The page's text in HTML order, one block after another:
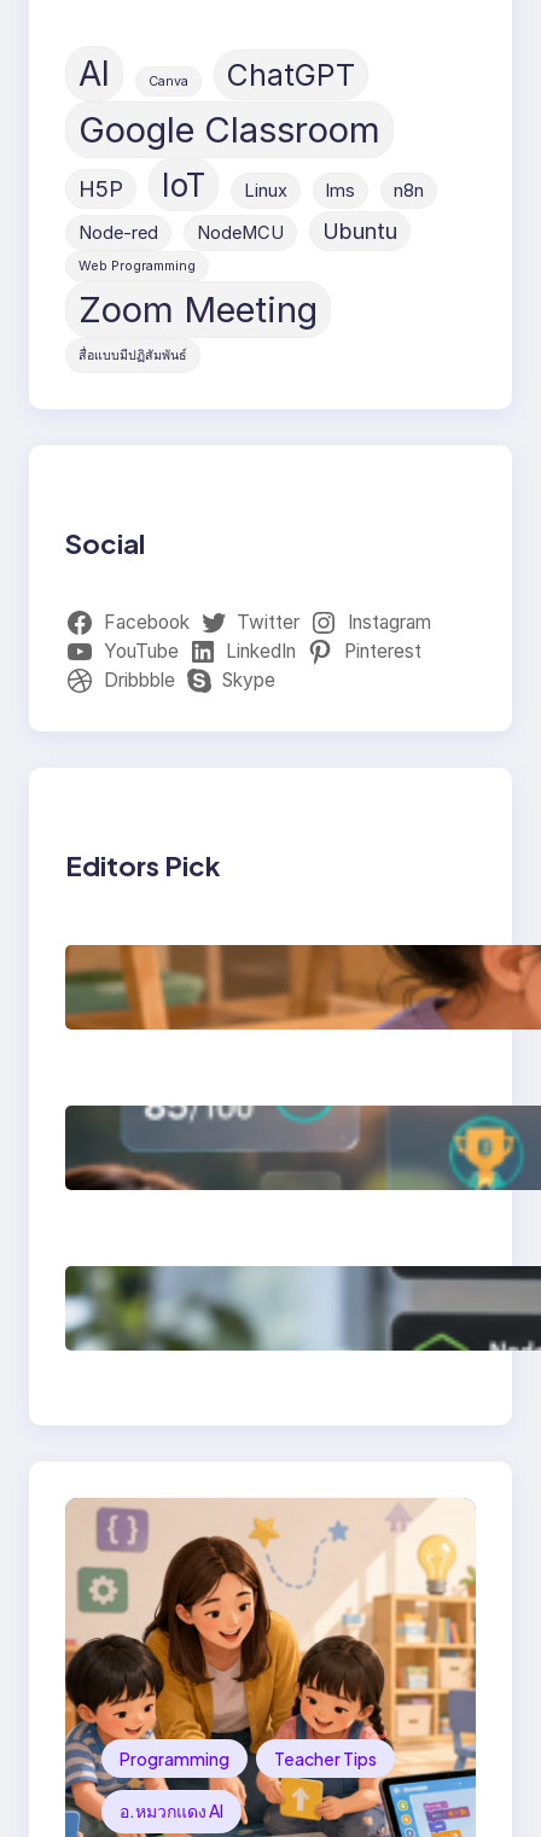
AI Canva ChatGPT
Google Classroom
H5P IoT Linux lms
n8n
Node-red
NodeMCU Ubuntu
Web Programming
Zoom Meeting
สื่อแบบมีปฏิสัมพันธ์
Social
Facebook Twitter
Instagram
YouTube
LinkedIn
Pinterest
Dribbble
Skype
Editors Pick
การสอนเขียนโปรแกรม
(Coding) สำหรับเด็กเล็ก
การสร้างระบบ Online
Learning ด้วย Moodle
LMS
การจำลอง Server ทด
สอบแล็ปด้วย Laragon
Programming Teacher Tips
อ.หมวกแดง AI